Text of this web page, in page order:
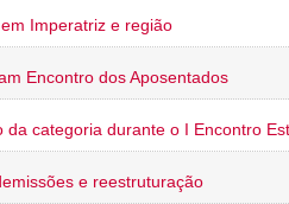
Imperatriz e região
Encontro dos Aposentados
da categoria durante o I Encontro
e reestruturação